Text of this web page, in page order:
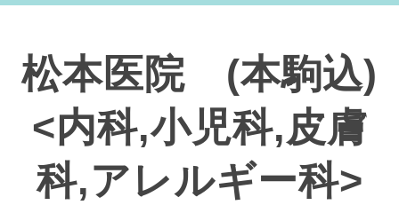
松本医院 (本駒込)
<内科,小児科,皮膚
科,アレルギー科>